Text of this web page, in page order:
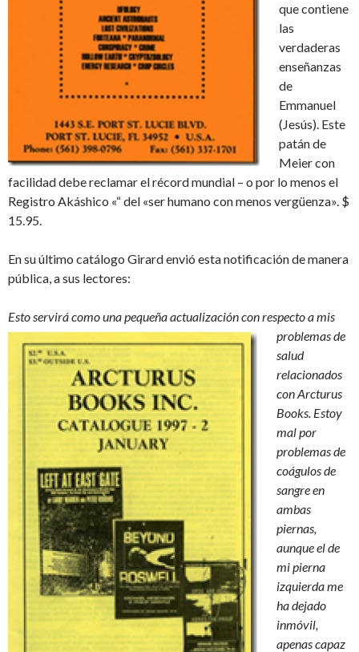
que contiene
las
verdaderas
enseñanzas
de
Emmanuel
(Jesús). Este
patán de
Meier con
facilidad debe reclamar el récord mundial – o por lo menos el
Registro Akáshico «“ del «ser humano con menos vergüenza». $
15.95.
En su último catálogo Girard envió esta notificación de manera
pública, a sus lectores:
Esto servirá como unapequeña actualizacióncon respecto a mis
problemas de
salud
relacionados
con Arcturus
Books. Estoy
mal por
problemas de
coágulos de
sangre en
ambas
piernas,
aunque el de
mi pierna
izquierda me
ha dejado
inmóvil,
apenas capaz